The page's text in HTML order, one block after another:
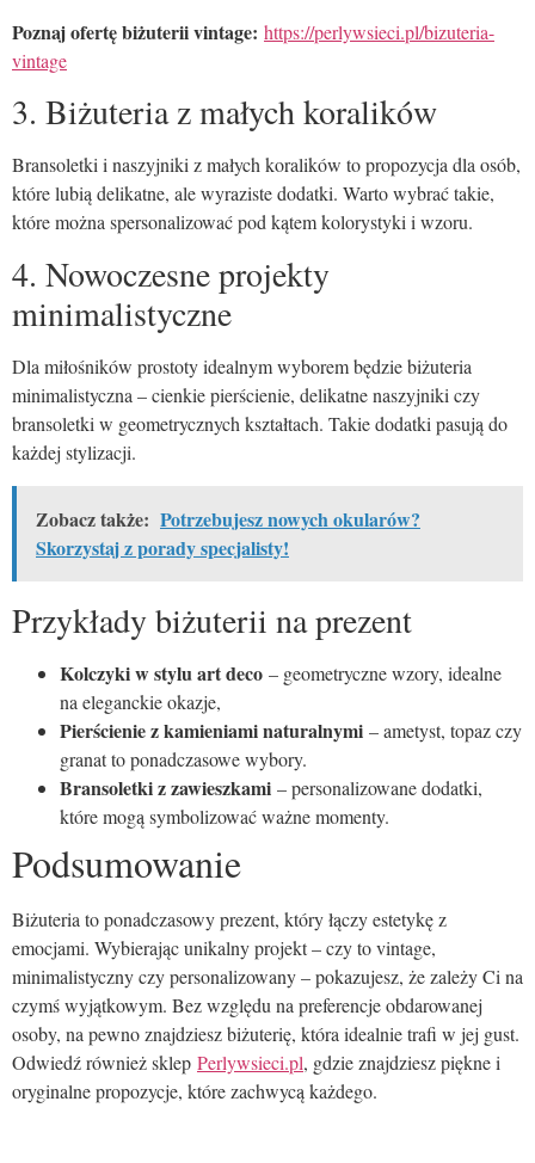
Poznaj ofertę biżuterii vintage: https://perlywsieci.pl/bizuteria-
vintage
3. Biżuteria z małych koralików
Bransoletki i naszyjniki z małych koralików to propozycja dla osób,
które lubią delikatne, ale wyraziste dodatki. Warto wybrać takie,
które można spersonalizować pod kątem kolorystyki i wzoru.
4. Nowoczesne projekty
minimalistyczne
Dla miłośników prostoty idealnym wyborem będzie biżuteria
minimalistyczna – cienkie pierścienie, delikatne naszyjniki czy
bransoletki w geometrycznych kształtach. Takie dodatki pasują do
każdej stylizacji.
Zobacz także: Potrzebujesz nowych okularów?
Skorzystaj z porady specjalisty!
Przykłady biżuterii na prezent
Kolczyki w stylu art deco – geometryczne wzory, idealne
na eleganckie okazje,
Pierścienie z kamieniami naturalnymi – ametyst, topaz czy
granat to ponadczasowe wybory.
Bransoletki z zawieszkami – personalizowane dodatki,
które mogą symbolizować ważne momenty.
Podsumowanie
Biżuteria to ponadczasowy prezent, który łączy estetykę z
emocjami. Wybierając unikalny projekt – czy to vintage,
minimalistyczny czy personalizowany – pokazujesz, że zależy Ci na
czymś wyjątkowym. Bez względu na preferencje obdarowanej
osoby, na pewno znajdziesz biżuterię, która idealnie trafi w jej gust.
Odwiedź również sklep Perlywsieci.pl, gdzie znajdziesz piękne i
oryginalne propozycje, które zachwycą każdego.